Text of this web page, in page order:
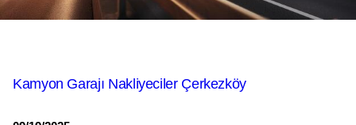
Kamyon Garajı Nakliyeciler Çerkezköy